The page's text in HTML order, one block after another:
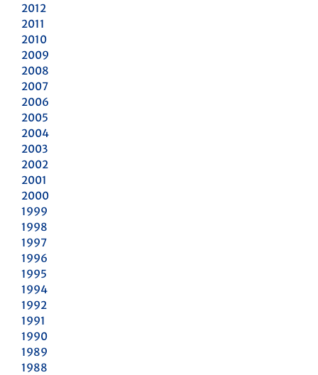
2012
2011
2010
2009
2008
2007
2006
2005
2004
2003
2002
2001
2000
1999
1998
1997
1996
1995
1994
1992
1991
1990
1989
1988